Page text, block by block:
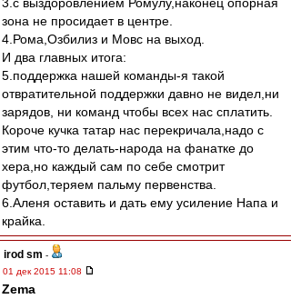
зона не просидает в центре.
4.Рома,Озбилиз и Мовс на выход.
И два главных итога:
5.поддержка нашей команды-я такой
отвратительной поддержки давно не видел,ни
зарядов, ни команд чтобы всех нас сплатить.
Короче кучка татар нас перекричала,надо с
этим что-то делать-народа на фанатке до
хера,но каждый сам по себе смотрит
футбол,теряем пальму первенства.
6.Аленя оставить и дать ему усиление Напа и
крайка.
irod sm -
01 дек 2015 11:08
Zema